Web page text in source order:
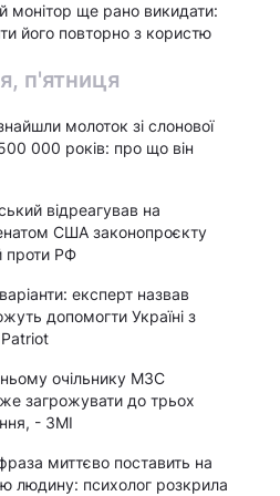
монітор ще рано викидати:
його повторно з користю
п'ятниця
молоток зі слонової
000 років: про що він
відреагував на
США законопроєкту
проти РФ
експерт назвав
допомогти Україні з
очільнику МЗС
загрожувати до трьох
- ЗМІ
миттєво поставить на
людину: психолог розкрила